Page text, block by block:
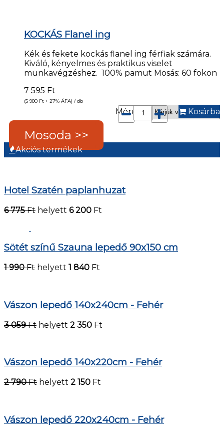
KOCKÁS Flanel ing
Kék és fekete kockás flanel ing férfiak számára.
Kiváló, kényelmes és praktikus viselet
munkavégzéshez. 100% pamut Mosás: 60 fokon
7 595 Ft
(5 980 Ft + 27% ÁFA) / db
Méret*: Kosárba
Mosoda >>
Akciós termékek
Hotel Szatén paplanhuzat
6 775 Ft helyett 6 200 Ft
Sötét színű Szauna lepedő 90x150 cm
1 990 Ft helyett 1 840 Ft
Vászon lepedő 140x240cm - Fehér
3 059 Ft helyett 2 350 Ft
Vászon lepedő 140x220cm - Fehér
2 790 Ft helyett 2 150 Ft
Vászon lepedő 220x240cm - Fehér